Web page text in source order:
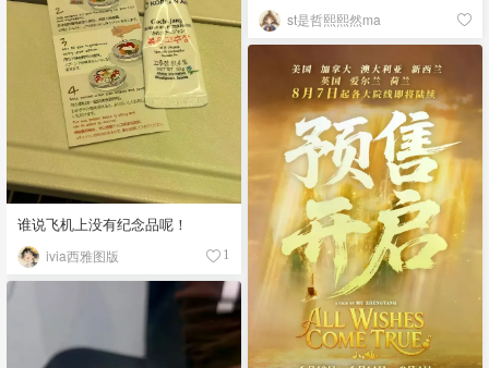
st是哲熙熙然ma
谁说飞机上没有纪念品呢！
ivia西雅图版 1